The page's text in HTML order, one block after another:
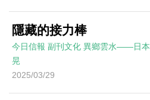
隱藏的接力棒
今日信報 副刊文化 異鄉雲水——日本
晃
2025/03/29